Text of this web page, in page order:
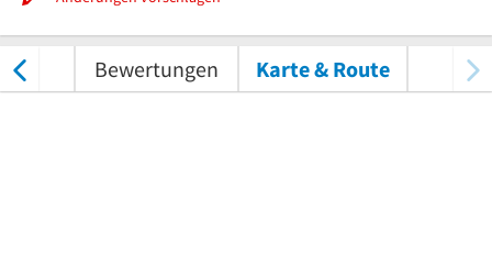
Bewertungen Karte & Route